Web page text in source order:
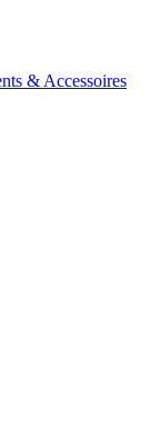
& Accessoires